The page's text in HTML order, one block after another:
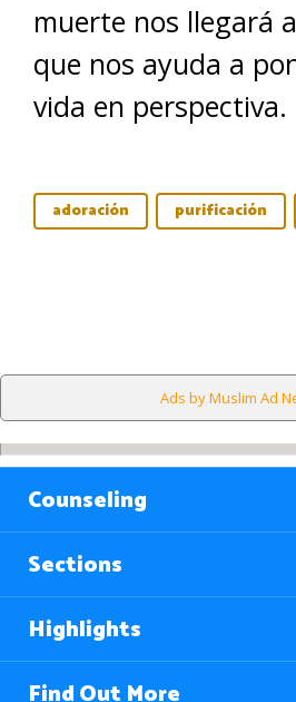
muerte nos llegará
que nos ayuda a
vida en perspectiva.
adoración purificación
Ads by Muslim Ad
Counseling
Sections
Highlights